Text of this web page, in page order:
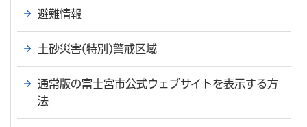
避難情報
土砂災害(特別)警戒区域
通常版の富士宮市公式ウェブサイトを表示する方
法